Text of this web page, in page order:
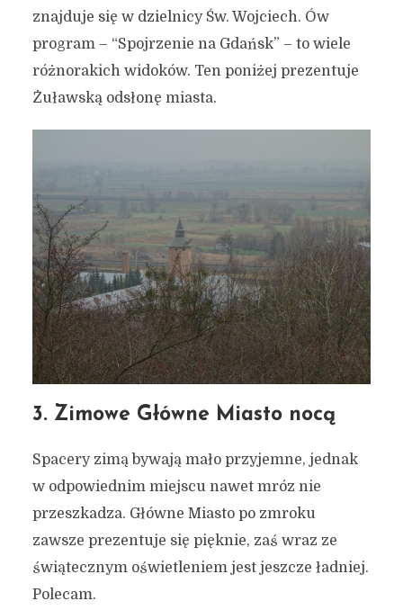
znajduje się w dzielnicy Św. Wojciech. Ów
program – “Spojrzenie na Gdańsk” – to wiele
różnorakich widoków. Ten poniżej prezentuje
Żuławską odsłonę miasta.
3. Zimowe Główne Miasto nocą
Spacery zimą bywają mało przyjemne, jednak
w odpowiednim miejscu nawet mróz nie
przeszkadza. Główne Miasto po zmroku
zawsze prezentuje się pięknie, zaś wraz ze
świątecznym oświetleniem jest jeszcze ładniej.
Polecam.